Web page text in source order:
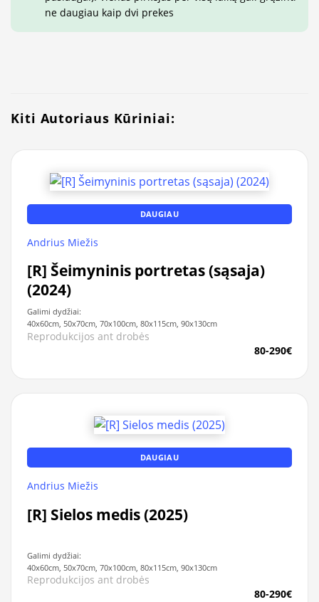
ne daugiau kaip dvi prekes
Kiti Autoriaus Kūriniai:
DAUGIAU
Andrius Miežis
[R] Šeimyninis portretas (sąsaja)
(2024)
Galimi dydžiai:
40x60cm, 50x70cm, 70x100cm, 80x115cm, 90x130cm
Reprodukcijos ant drobės
80-290€
DAUGIAU
Andrius Miežis
[R] Sielos medis (2025)
Galimi dydžiai:
40x60cm, 50x70cm, 70x100cm, 80x115cm, 90x130cm
Reprodukcijos ant drobės
80-290€